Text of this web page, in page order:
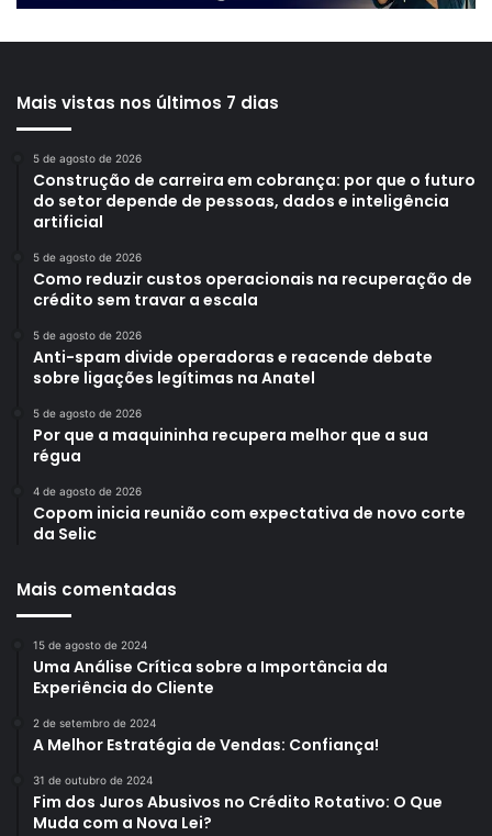
Mais vistas nos últimos 7 dias
5 de agosto de 2026
Construção de carreira em cobrança: por que o futuro
do setor depende de pessoas, dados e inteligência
artificial
5 de agosto de 2026
Como reduzir custos operacionais na recuperação de
crédito sem travar a escala
5 de agosto de 2026
Anti-spam divide operadoras e reacende debate
sobre ligações legítimas na Anatel
5 de agosto de 2026
Por que a maquininha recupera melhor que a sua
régua
4 de agosto de 2026
Copom inicia reunião com expectativa de novo corte
da Selic
Mais comentadas
15 de agosto de 2024
Uma Análise Crítica sobre a Importância da
Experiência do Cliente
2 de setembro de 2024
A Melhor Estratégia de Vendas: Confiança!
31 de outubro de 2024
Fim dos Juros Abusivos no Crédito Rotativo: O Que
Muda com a Nova Lei?